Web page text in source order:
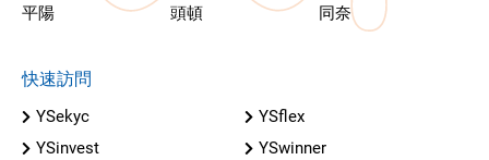
平陽
頭頓 同奈
快速訪問
YSekyc
YSflex
YSinvest
YSwinner